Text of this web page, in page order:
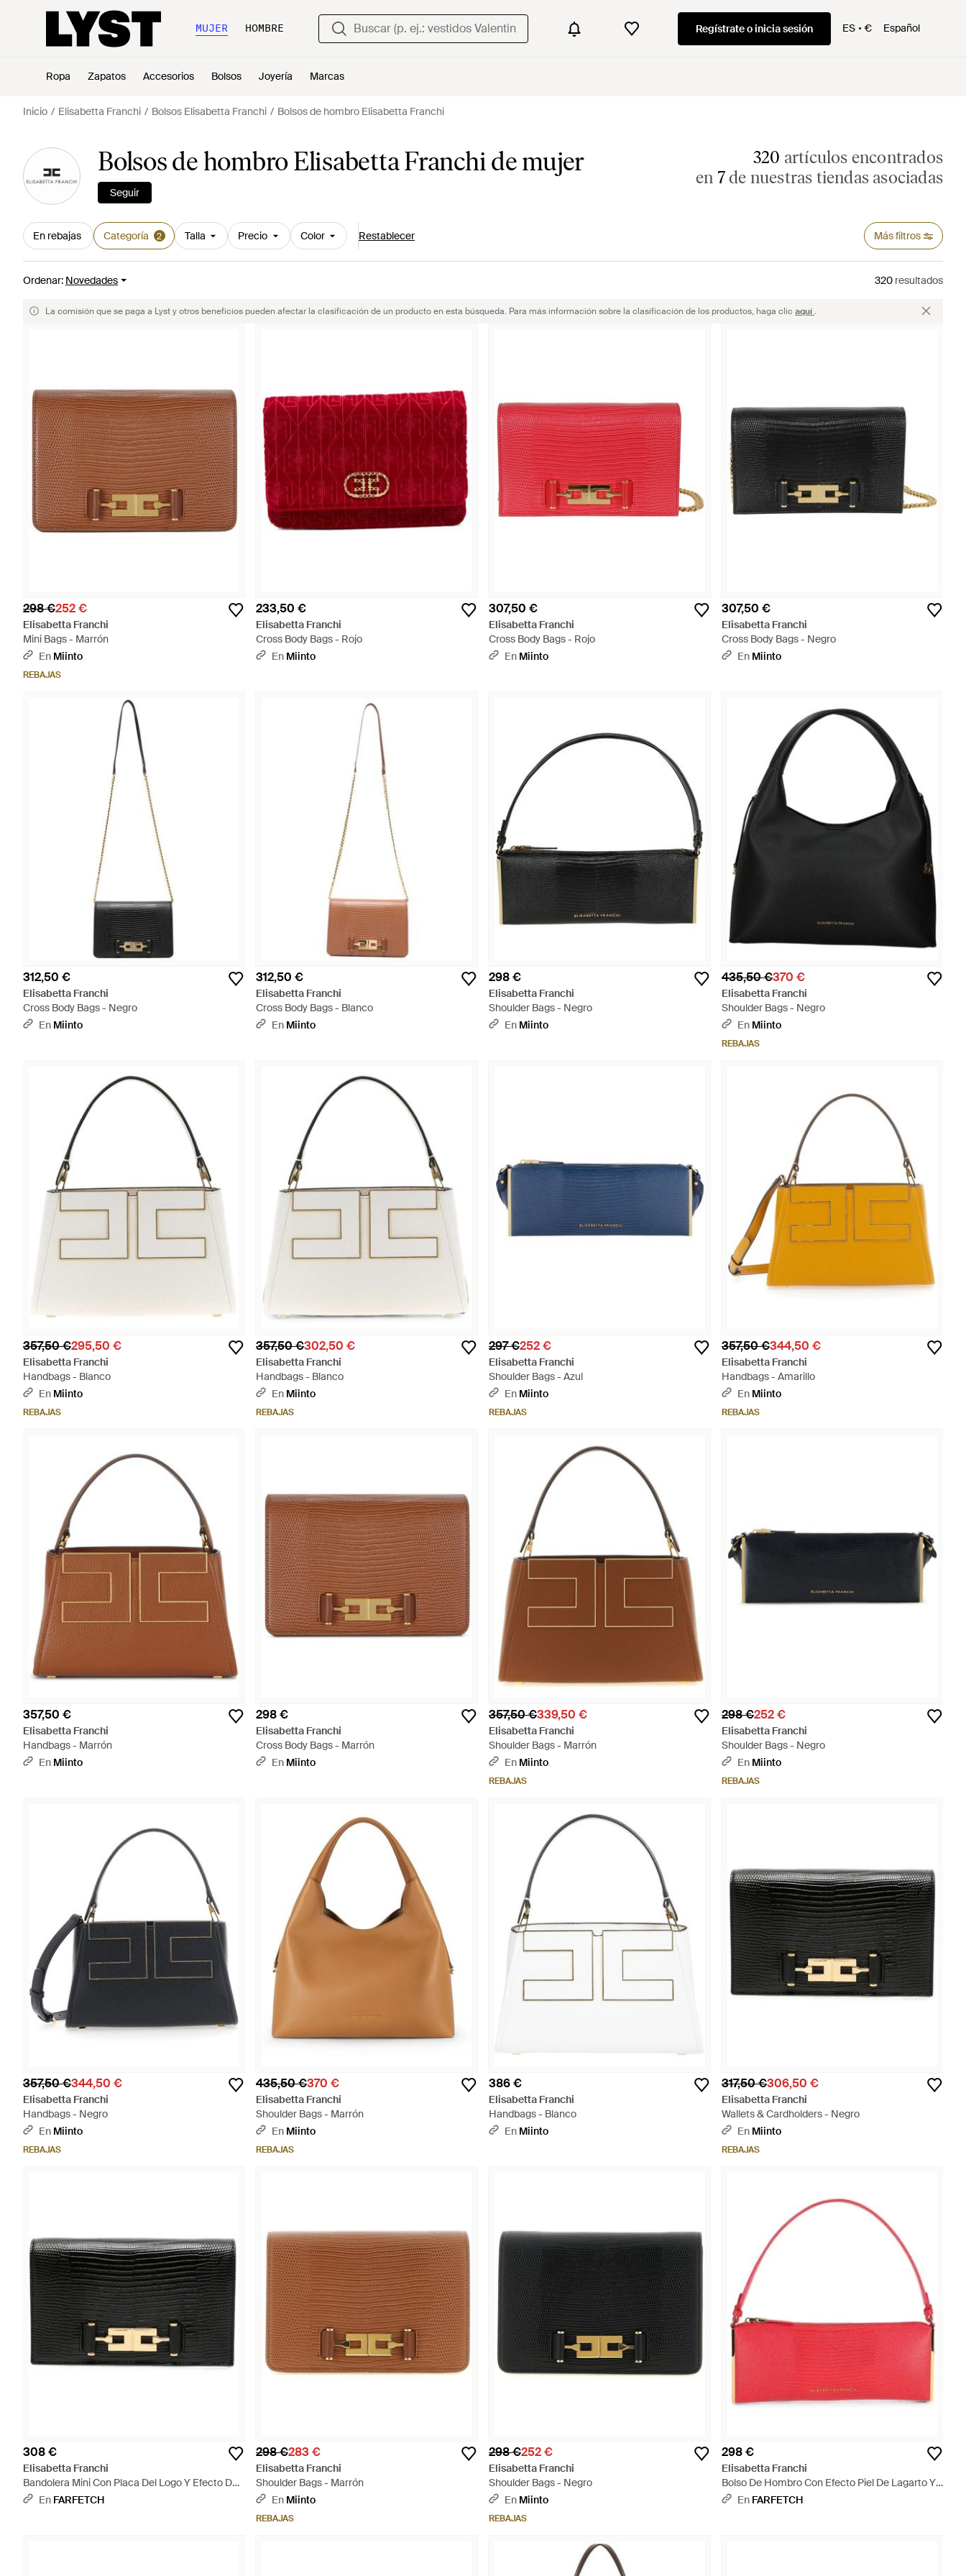
MUJER HOMBRE Regístrate o inicia sesión ES € Español
Ropa Zapatos Accesorios Bolsos Joyería Marcas
Inicio Elisabetta Franchi Bolsos Elisabetta Franchi Bolsos de hombro Elisabetta Franchi
Bolsos de hombro Elisabetta Franchi de mujer
Seguir
320 artículos encontrados
en 7 de nuestras tiendas asociadas
En rebajas Categoría 2 Talla Precio Color Restablecer Más filtros
Ordenar: Novedades 320 resultados
La comisión que se paga a Lyst y otros beneficios pueden afectar la clasificación de un producto en esta búsqueda. Para más información sobre la clasificación de los productos, haga clic aquí.
298 €252 €
Elisabetta Franchi
Mini Bags - Marrón
En Miinto
REBAJAS
233,50 €
Elisabetta Franchi
Cross Body Bags - Rojo
En Miinto
307,50 €
Elisabetta Franchi
Cross Body Bags - Rojo
En Miinto
307,50 €
Elisabetta Franchi
Cross Body Bags - Negro
En Miinto
312,50 €
Elisabetta Franchi
Cross Body Bags - Negro
En Miinto
312,50 €
Elisabetta Franchi
Cross Body Bags - Blanco
En Miinto
298 €
Elisabetta Franchi
Shoulder Bags - Negro
En Miinto
435,50 €370 €
Elisabetta Franchi
Shoulder Bags - Negro
En Miinto
REBAJAS
357,50 €295,50 €
Elisabetta Franchi
Handbags - Blanco
En Miinto
REBAJAS
357,50 €302,50 €
Elisabetta Franchi
Handbags - Blanco
En Miinto
REBAJAS
297 €252 €
Elisabetta Franchi
Shoulder Bags - Azul
En Miinto
REBAJAS
357,50 €344,50 €
Elisabetta Franchi
Handbags - Amarillo
En Miinto
REBAJAS
357,50 €
Elisabetta Franchi
Handbags - Marrón
En Miinto
298 €
Elisabetta Franchi
Cross Body Bags - Marrón
En Miinto
357,50 €339,50 €
Elisabetta Franchi
Shoulder Bags - Marrón
En Miinto
REBAJAS
298 €252 €
Elisabetta Franchi
Shoulder Bags - Negro
En Miinto
REBAJAS
357,50 €344,50 €
Elisabetta Franchi
Handbags - Negro
En Miinto
REBAJAS
435,50 €370 €
Elisabetta Franchi
Shoulder Bags - Marrón
En Miinto
REBAJAS
386 €
Elisabetta Franchi
Handbags - Blanco
En Miinto
317,50 €306,50 €
Elisabetta Franchi
Wallets & Cardholders - Negro
En Miinto
REBAJAS
308 €
Elisabetta Franchi
Bandolera Mini Con Placa Del Logo Y Efecto De
Piel De Lagarto - Negro
En FARFETCH
298 €283 €
Elisabetta Franchi
Shoulder Bags - Marrón
En Miinto
REBAJAS
298 €252 €
Elisabetta Franchi
Shoulder Bags - Negro
En Miinto
REBAJAS
298 €
Elisabetta Franchi
Bolso De Hombro Con Efecto Piel De Lagarto Y
Ribete Dorado - Rojo
En FARFETCH